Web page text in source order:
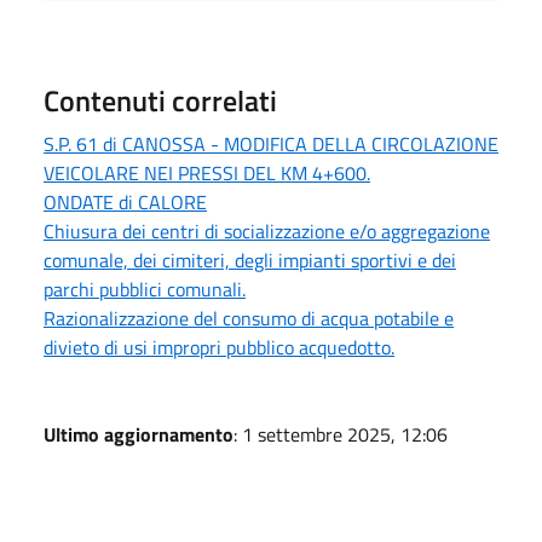
Contenuti correlati
S.P. 61 di CANOSSA - MODIFICA DELLA CIRCOLAZIONE
VEICOLARE NEI PRESSI DEL KM 4+600.
ONDATE di CALORE
Chiusura dei centri di socializzazione e/o aggregazione
comunale, dei cimiteri, degli impianti sportivi e dei
parchi pubblici comunali.
Razionalizzazione del consumo di acqua potabile e
divieto di usi impropri pubblico acquedotto.
Ultimo aggiornamento: 1 settembre 2025, 12:06